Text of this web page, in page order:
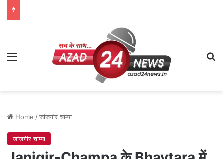
Menu
Home /जांजगीर चाम्पा
जांजगीर चाम्पा